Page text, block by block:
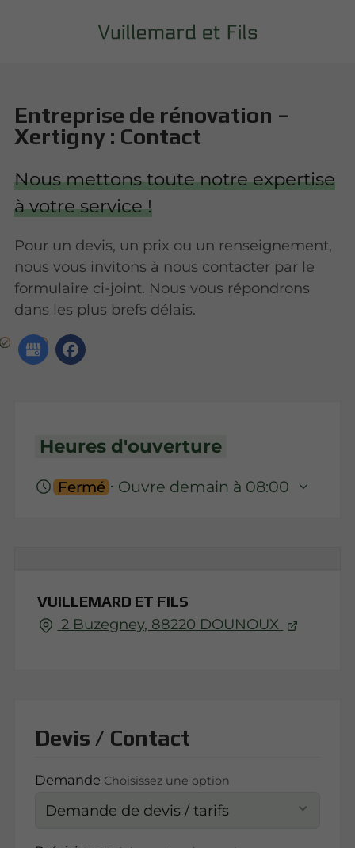
Entreprise de rénovation –
Xertigny : Contact
Nous mettons toute notre expertise
à votre service !
Pour un devis, un prix ou un renseignement,
nous vous invitons à nous contacter par le
formulaire ci-joint. Nous vous répondrons
dans les plus brefs délais.
Heures d'ouverture
Fermé ⋅ Ouvre demain à 08:00
VUILLEMARD ET FILS
2 Buzegney, 88220 DOUNOUX
Devis / Contact
Demande Choisissez une option